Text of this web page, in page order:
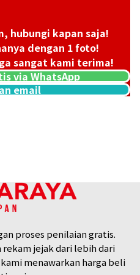
hubungi kapan saja!
dengan 1 foto!
sangat kami terima!
via WhatsApp
email
proses penilaian gratis.
rekam jejak dari lebih dari
menawarkan harga beli